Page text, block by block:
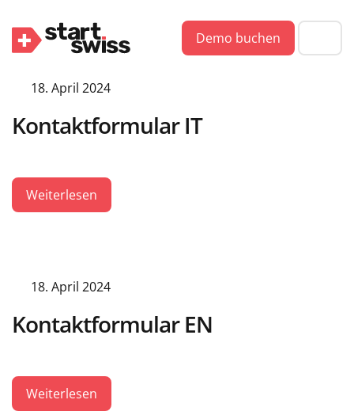
Demo buchen
18. April 2024
Kontaktformular IT
Weiterlesen
18. April 2024
Kontaktformular EN
Weiterlesen